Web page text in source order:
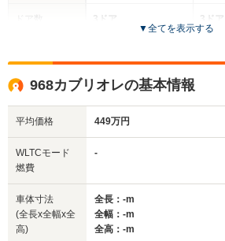
サイズ
(全長x全幅x全高)
3ドア
全高
3ドア
▼全てを表示する
968カブリオレの基本情報
平均価格 449万円
WLTCモード
燃費
-
車体寸法
(全長x全幅x全
高)
全長：-m
全幅：-m
全高：-m